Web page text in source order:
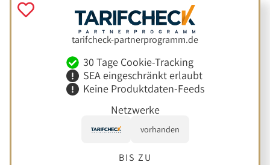
tarifcheck-partnerprogramm.de
30 Tage Cookie-Tracking
SEA eingeschränkt erlaubt
Keine Produktdaten-Feeds
Netzwerke
vorhanden
BIS ZU